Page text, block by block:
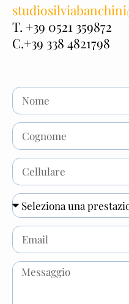
T. +39 0521 359872
C.+39 338 4821798